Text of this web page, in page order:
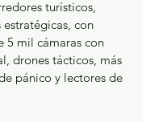
turísticos,
con
5 mil cámaras con
drones tácticos, más
pánico y lectores de